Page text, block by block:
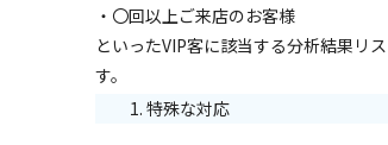
・〇回以上ご来店のお客様
といったVIP客に該当する分析結果リ
す。
特殊な対応